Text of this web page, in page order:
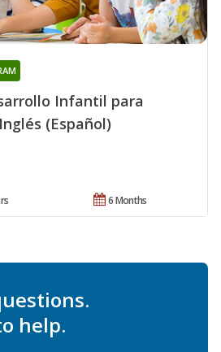
Infantil para
(Español)
6 Months
help.